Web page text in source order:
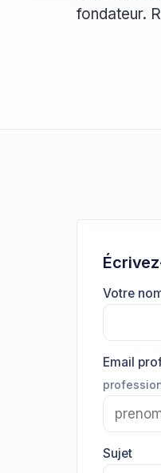
fondateur.
Votre
Email
Sujet